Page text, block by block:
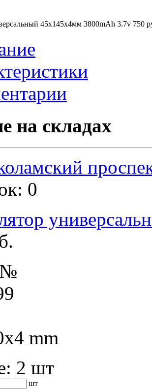
45х145x4мм 3800mAh 3.7v 750
на складах
0
№
mm
2 шт
шт